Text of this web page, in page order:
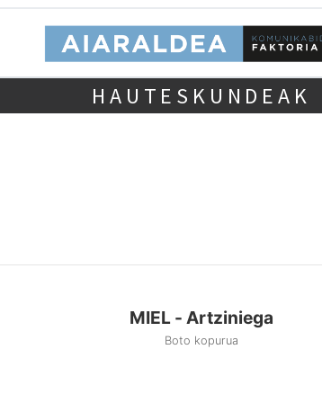
HAUTESKUNDEAK
MIEL - Artziniega
Boto kopurua